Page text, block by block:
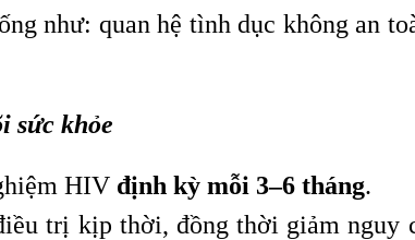
như: quan hệ tình dục không an
sức khỏe
HIV định kỳ mỗi 3–6 tháng.
trị kịp thời, đồng thời giảm nguy